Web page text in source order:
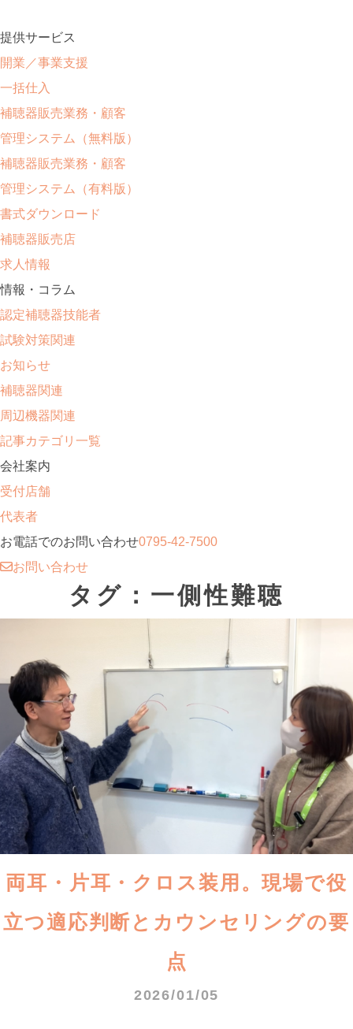
提供サービス
開業／事業支援
一括仕入
補聴器販売業務・顧客
管理システム（無料版）
補聴器販売業務・顧客
管理システム（有料版）
書式ダウンロード
補聴器販売店
求人情報
情報・コラム
認定補聴器技能者
試験対策関連
お知らせ
補聴器関連
周辺機器関連
記事カテゴリ一覧
会社案内
受付店舗
代表者
お電話でのお問い合わせ0795-42-7500
お問い合わせ
タグ：一側性難聴
両耳・片耳・クロス装用。現場で役
立つ適応判断とカウンセリングの要
点
2026/01/05